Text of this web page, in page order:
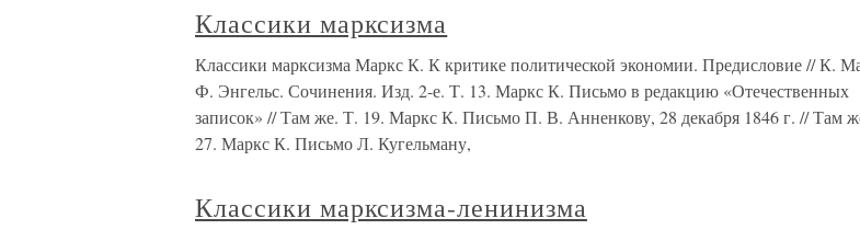
Классики марксизма
Классики марксизма Маркс К. К критике политической экономии. Предисловие // К.
Ф. Энгельс. Сочинения. Изд. 2-е. Т. 13. Маркс К. Письмо в редакцию «Отечественных
записок» // Там же. Т. 19. Маркс К. Письмо П. В. Анненкову, 28 декабря 1846 г. // Там
27. Маркс К. Письмо Л. Кугельману,
Классики марксизма-ленинизма